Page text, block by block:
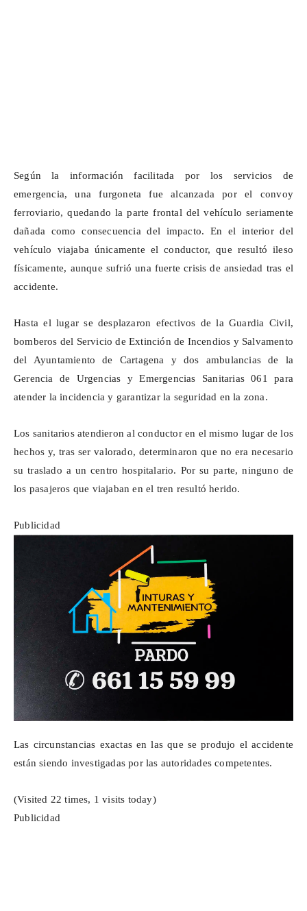
Según la información facilitada por los servicios de
emergencia, una furgoneta fue alcanzada por el convoy
ferroviario, quedando la parte frontal del vehículo seriamente
dañada como consecuencia del impacto. En el interior del
vehículo viajaba únicamente el conductor, que resultó ileso
físicamente, aunque sufrió una fuerte crisis de ansiedad tras el
accidente.
Hasta el lugar se desplazaron efectivos de la Guardia Civil,
bomberos del Servicio de Extinción de Incendios y Salvamento
del Ayuntamiento de Cartagena y dos ambulancias de la
Gerencia de Urgencias y Emergencias Sanitarias 061 para
atender la incidencia y garantizar la seguridad en la zona.
Los sanitarios atendieron al conductor en el mismo lugar de los
hechos y, tras ser valorado, determinaron que no era necesario
su traslado a un centro hospitalario. Por su parte, ninguno de
los pasajeros que viajaban en el tren resultó herido.
Publicidad
Las circunstancias exactas en las que se produjo el accidente
están siendo investigadas por las autoridades competentes.
(Visited 22 times, 1 visits today)
Publicidad